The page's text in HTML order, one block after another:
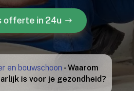
offerte in 24u
en bouwschoon -Waarom
is voor je gezondheid?